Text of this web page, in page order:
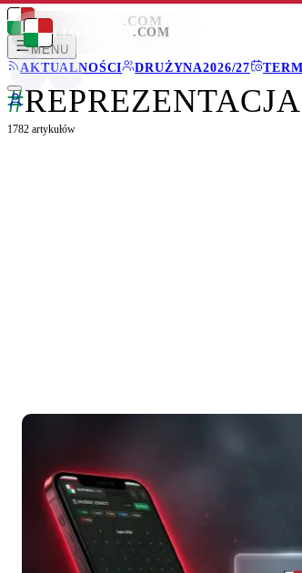
LEGIONISCI .COM
MENU
AKTUALNOŚCI
DRUŻYNA2026/27
LEGIONISCI .COM
#
1782 artykułów